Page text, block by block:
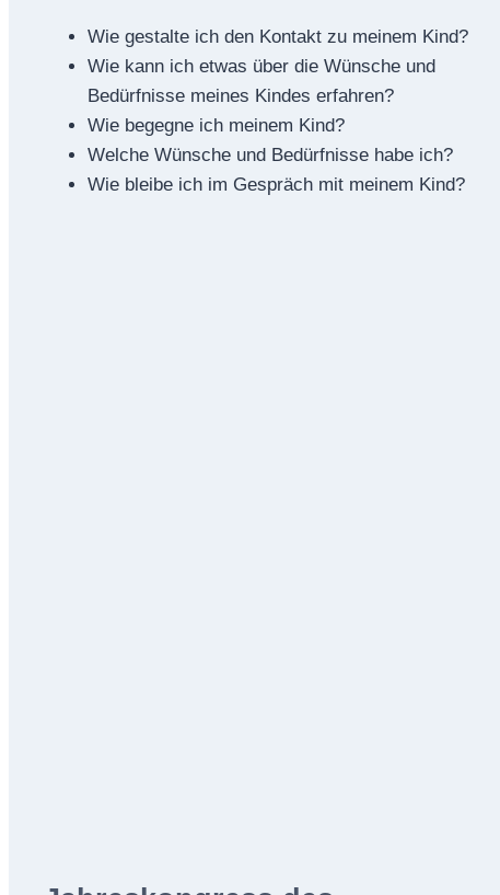
Wie gestalte ich den Kontakt zu meinem Kind?
Wie kann ich etwas über die Wünsche und
Bedürfnisse meines Kindes erfahren?
Wie begegne ich meinem Kind?
Welche Wünsche und Bedürfnisse habe ich?
Wie bleibe ich im Gespräch mit meinem Kind?